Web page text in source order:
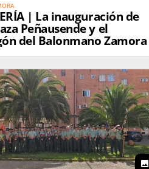
de
Peñausende y el
del Balonmano Zamora
photo